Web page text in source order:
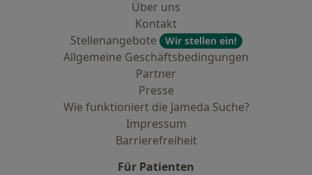
Über uns
Kontakt
Stellenangebote
Wir stellen ein!
Allgemeine Geschäftsbedingungen
Partner
Presse
Wie funktioniert die Jameda Suche?
Impressum
Barrierefreiheit
Für Patienten